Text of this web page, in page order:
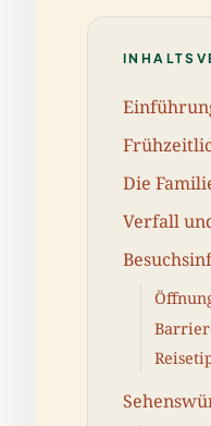
Die
Verfall